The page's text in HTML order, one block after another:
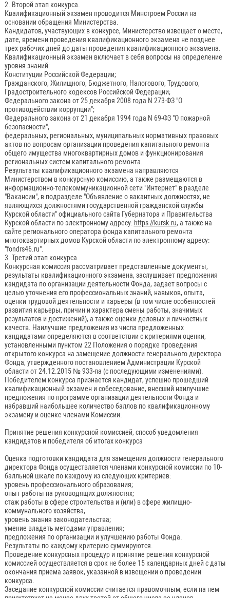
2. Второй этап конкурса.
Квалификационный экзамен проводится Минстроем России на
основании обращения Министерства.
Кандидатов, участвующих в конкурсе, Министерство извещает о месте,
дате, времени проведения квалификационного экзамена не позднее
трех рабочих дней до даты проведения квалификационного экзамена.
Квалификационный экзамен включает в себя вопросы на определение
уровня знаний:
Конституции Российской Федерации;
Гражданского, Жилищного, Бюджетного, Налогового, Трудового,
Градостроительного кодексов Российской Федерации;
Федерального закона от 25 декабря 2008 года N 273-ФЗ "О
противодействии коррупции";
Федерального закона от 21 декабря 1994 года N 69-ФЗ "О пожарной
безопасности";
федеральных, региональных, муниципальных нормативных правовых
актов по вопросам организации проведения капитального ремонта
общего имущества многоквартирных домов и функционирования
региональных систем капитального ремонта.
Результаты квалификационного экзамена направляются
Министерством в конкурсную комиссию, а также размещаются в
информационно-телекоммуникационной сети "Интернет" в разделе
"Вакансии", в подразделе "Объявление о вакантных должностях, не
являющихся должностями государственной гражданской службы
Курской области" официального сайта Губернатора и Правительства
Курской области по электронному адресу: https://kursk.ru, а также на
сайте регионального оператора фонда капитального ремонта
многоквартирных домов Курской области по электронному адресу:
"fondrs46.ru".
3. Третий этап конкурса.
Конкурсная комиссия рассматривает представленные документы,
результаты квалификационного экзамена, заслушивает предложения
кандидата по организации деятельности Фонда, задает вопросы с
целью уточнения его профессиональных знаний, навыков, опыта,
оценки трудовой деятельности и карьеры (в том числе особенностей
развития карьеры, причин и характера смены работы, значимых
результатов и достижений), а также оценки деловых и личностных
качеств. Наилучшие предложения из числа предложенных
кандидатами определяются в соответствии с критериями оценки,
установленными пунктом 22 Положения о порядке проведения
открытого конкурса на замещение должности генерального директора
Фонда, утвержденного постановлением Администрации Курской
области от 24.12.2015 № 933-па (с последующими изменениями).
Победителем конкурса признается кандидат, успешно прошедший
квалификационный экзамен и собеседование, внесший наилучшие
предложения по программе организации деятельности Фонда и
набравший наибольшее количество баллов по квалификационному
экзамену и оценке членами Комиссии.
Принятие решения конкурсной комиссией, способ уведомления
кандидатов и победителя об итогах конкурса
Оценка подготовки кандидата для замещения должности генерального
директора Фонда осуществляется членами конкурсной комиссии по 10-
балльной шкале по каждому из следующих критериев:
уровень профессионального образования;
опыт работы на руководящих должностях;
стаж работы в сфере строительства и (или) в сфере жилищно-
коммунального хозяйства;
уровень знания законодательства;
умение владеть методами управления;
предложения по организации и улучшению работы Фонда.
Результаты по каждому критерию суммируются.
Проведение конкурсных процедур и принятие решения конкурсной
комиссией осуществляется в срок не более 15 календарных дней с даты
окончания приема заявок, указанной в извещении о проведении
конкурса.
Заседание конкурсной комиссии считается правомочным, если на нем